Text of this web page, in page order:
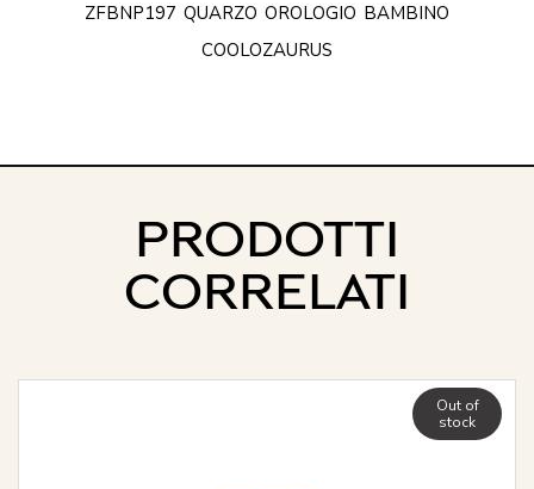
ZFBNP197 QUARZO OROLOGIO BAMBINO
COOLOZAURUS
PRODOTTI
CORRELATI
Out of
stock